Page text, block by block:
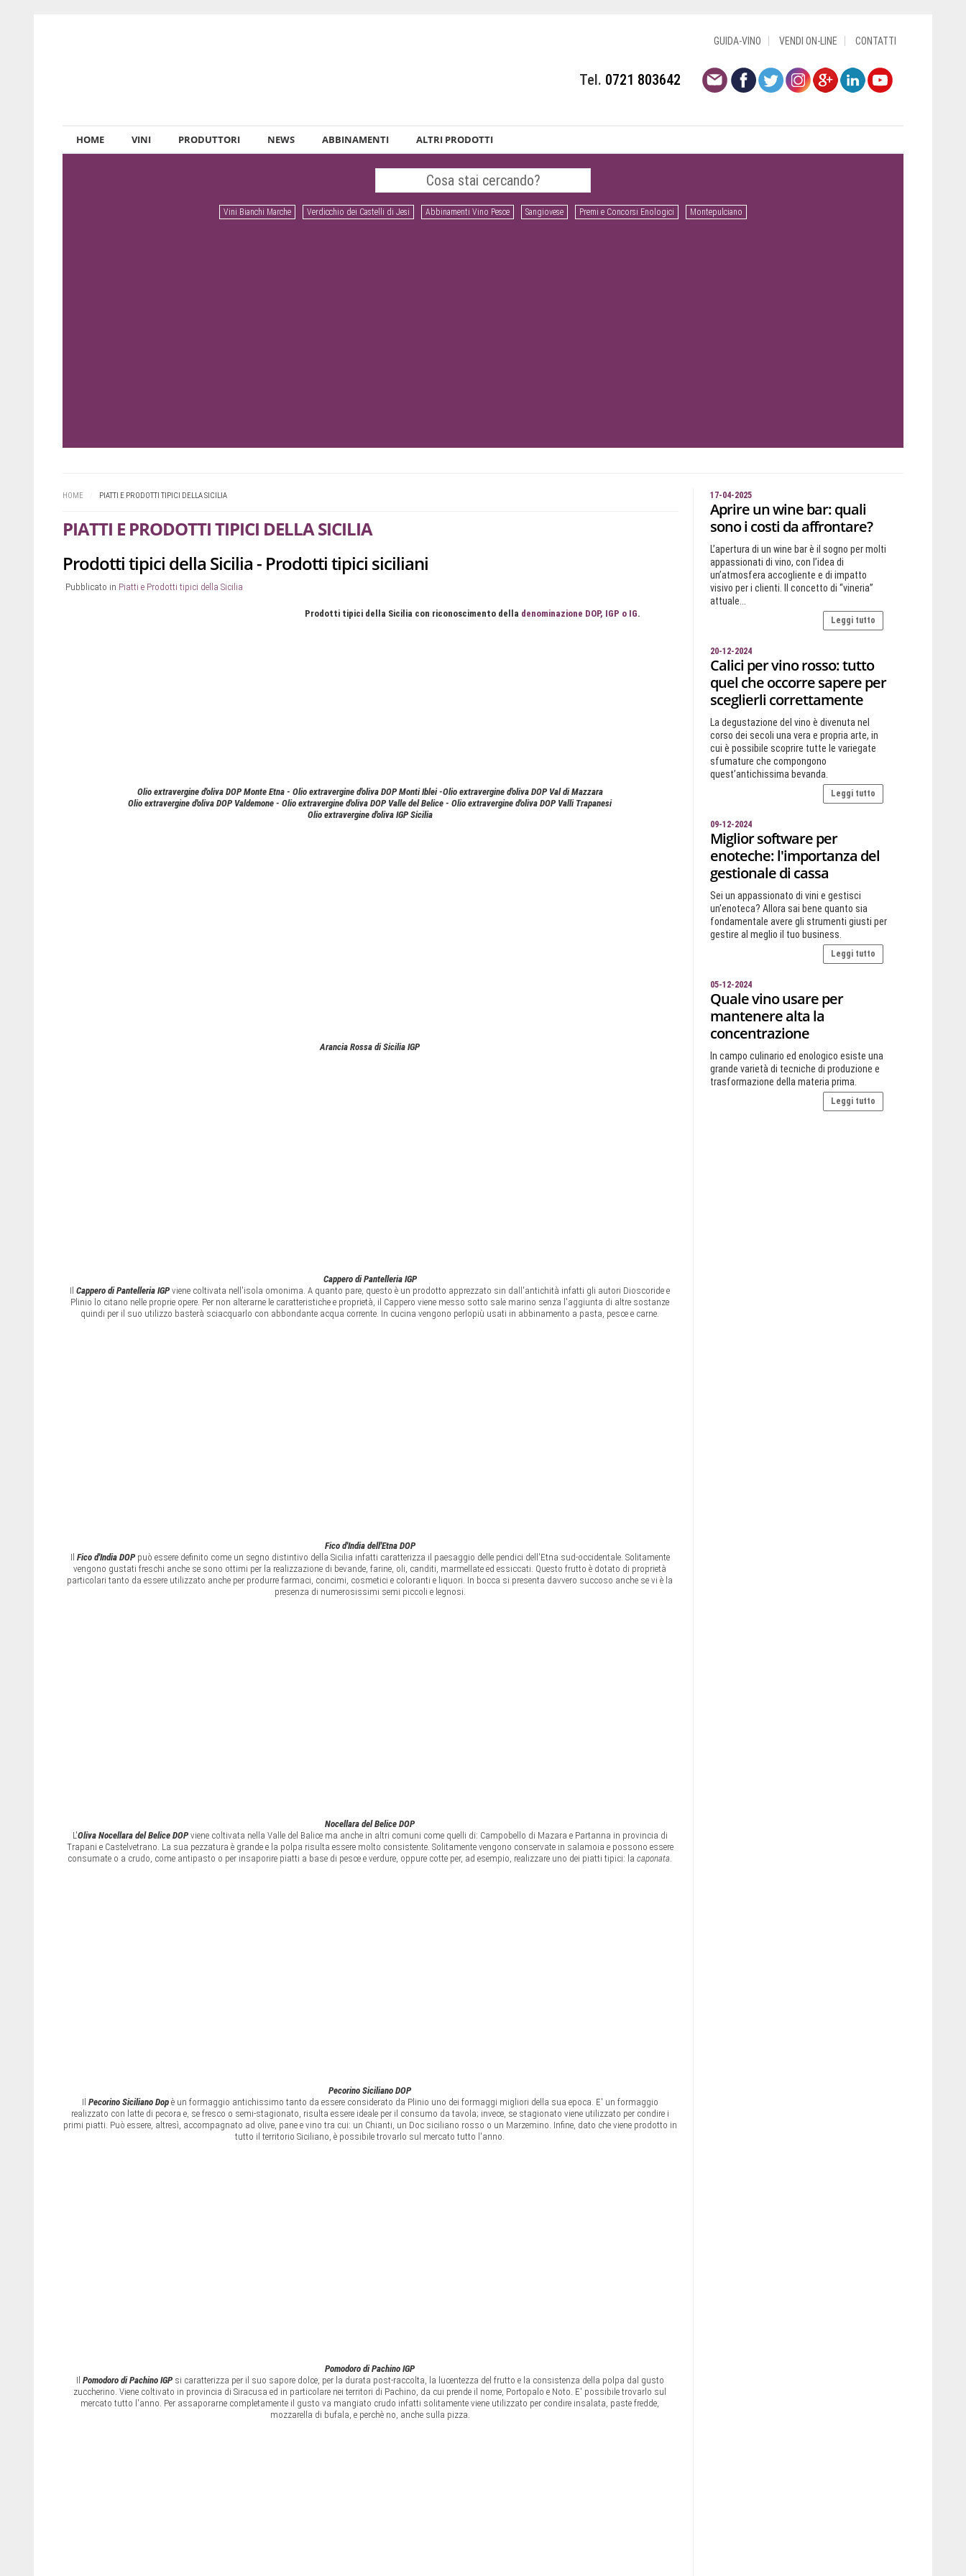
GUIDA-VINO VENDI ON-LINE CONTATTI
Tel. 0721 803642
HOME VINI PRODUTTORI NEWS ABBINAMENTI ALTRI PRODOTTI
Vini Bianchi Marche Verdicchio dei Castelli di Jesi Abbinamenti Vino Pesce Sangiovese Premi e Concorsi Enologici Montepulciano
HOME PIATTI E PRODOTTI TIPICI DELLA SICILIA
PIATTI E PRODOTTI TIPICI DELLA SICILIA
Prodotti tipici della Sicilia - Prodotti tipici siciliani
Pubblicato in Piatti e Prodotti tipici della Sicilia
Prodotti tipici della Sicilia con riconoscimento della denominazione DOP, IGP o IG.
Olio extravergine d'oliva DOP Monte Etna - Olio extravergine d'oliva DOP Monti Iblei -Olio extravergine d'oliva DOP Val di Mazzara
Olio extravergine d'oliva DOP Valdemone - Olio extravergine d'oliva DOP Valle del Belice - Olio extravergine d'oliva DOP Valli Trapanesi
Olio extravergine d'oliva IGP Sicilia
Arancia Rossa di Sicilia IGP
Cappero di Pantelleria IGP
IlCappero di Pantelleria IGP viene coltivata nell'isola omonima. A quanto pare, questo è un prodotto apprezzato sin dall'antichità infatti gli autori Dioscoride e
Plinio lo citano nelle proprie opere. Per non alterarne le caratteristiche e proprietà, il Cappero viene messo sotto sale marino senza l'aggiunta di altre sostanze
quindi per il suo utilizzo basterà sciacquarlo con abbondante acqua corrente. In cucina vengono perlopiù usati in abbinamento a pasta, pesce e carne.
Fico d'India dell'Etna DOP
Il Fico d'India DOPpuò essere definito come un segno distintivo della Sicilia infatti caratterizza il paesaggio delle pendici dell'Etna sud-occidentale. Solitamente
vengono gustati freschi anche se sono ottimi per la realizzazione di bevande, farine, oli, canditi, marmellate ed essiccati. Questo frutto è dotato di proprietà
particolari tanto da essere utilizzato anche per produrre farmaci, concimi, cosmetici e coloranti e liquori. In bocca si presenta davvero succoso anche se vi è la
presenza di numerosissimi semi piccoli e legnosi.
Nocellara del Belice DOP
L'Oliva Nocellara del Belice DOPviene coltivata nella Valle del Balice ma anche in altri comuni come quelli di: Campobello di Mazara e Partanna in provincia di
Trapani e Castelvetrano. La sua pezzatura è grande e la polpa risulta essere molto consistente. Solitamente vengono conservate in salamoia e possono essere
consumate o a crudo, come antipasto o per insaporire piatti a base di pesce e verdure, oppure cotte per, ad esempio, realizzare uno dei piatti tipici: lacaponata.
Pecorino Siciliano DOP
Il Pecorino Siciliano Dopè un formaggio antichissimo tanto da essere considerato da Plinio uno dei formaggi migliori della sua epoca. E' un formaggio
realizzato con latte di pecora e, se fresco o semi-stagionato, risulta essere ideale per il consumo da tavola; invece, se stagionato viene utilizzato per condire i
primi piatti. Può essere, altresì, accompagnato ad olive, pane e vino tra cui: un Chianti, un Doc siciliano rosso o un Marzemino. Infine, dato che viene prodotto in
tutto il territorio Siciliano, è possibile trovarlo sul mercato tutto l'anno.
Pomodoro di Pachino IGP
Il Pomodoro di Pachino IGPsi caratterizza per il suo sapore dolce, per la durata post-raccolta, la lucentezza del frutto e la consistenza della polpa dal gusto
zuccherino. Viene coltivato in provincia di Siracusa ed in particolare nei territori di Pachino, da cui prende il nome, Portopalo e Noto. E' possibile trovarlo sul
mercato tutto l'anno. Per assaporarne completamente il gusto va mangiato crudo infatti solitamente viene utilizzato per condire insalata, paste fredde,
mozzarella di bufala, e perchè no, anche sulla pizza.
17-04-2025
Aprire un wine bar: quali
sono i costi da affrontare?
L’apertura di un wine bar è il sogno per molti
appassionati di vino, con l’idea di
un’atmosfera accogliente e di impatto
visivo per i clienti. Il concetto di “vineria”
attuale...
Leggi tutto
20-12-2024
Calici per vino rosso: tutto
quel che occorre sapere per
sceglierli correttamente
La degustazione del vino è divenuta nel
corso dei secoli una vera e propria arte, in
cui è possibile scoprire tutte le variegate
sfumature che compongono
quest’antichissima bevanda.
Leggi tutto
09-12-2024
Miglior software per
enoteche: l'importanza del
gestionale di cassa
Sei un appassionato di vini e gestisci
un'enoteca? Allora sai bene quanto sia
fondamentale avere gli strumenti giusti per
gestire al meglio il tuo business.
Leggi tutto
05-12-2024
Quale vino usare per
mantenere alta la
concentrazione
In campo culinario ed enologico esiste una
grande varietà di tecniche di produzione e
trasformazione della materia prima.
Leggi tutto